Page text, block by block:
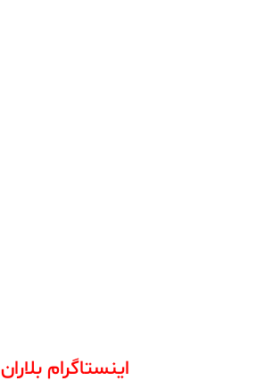
اینستاگرام بلاران